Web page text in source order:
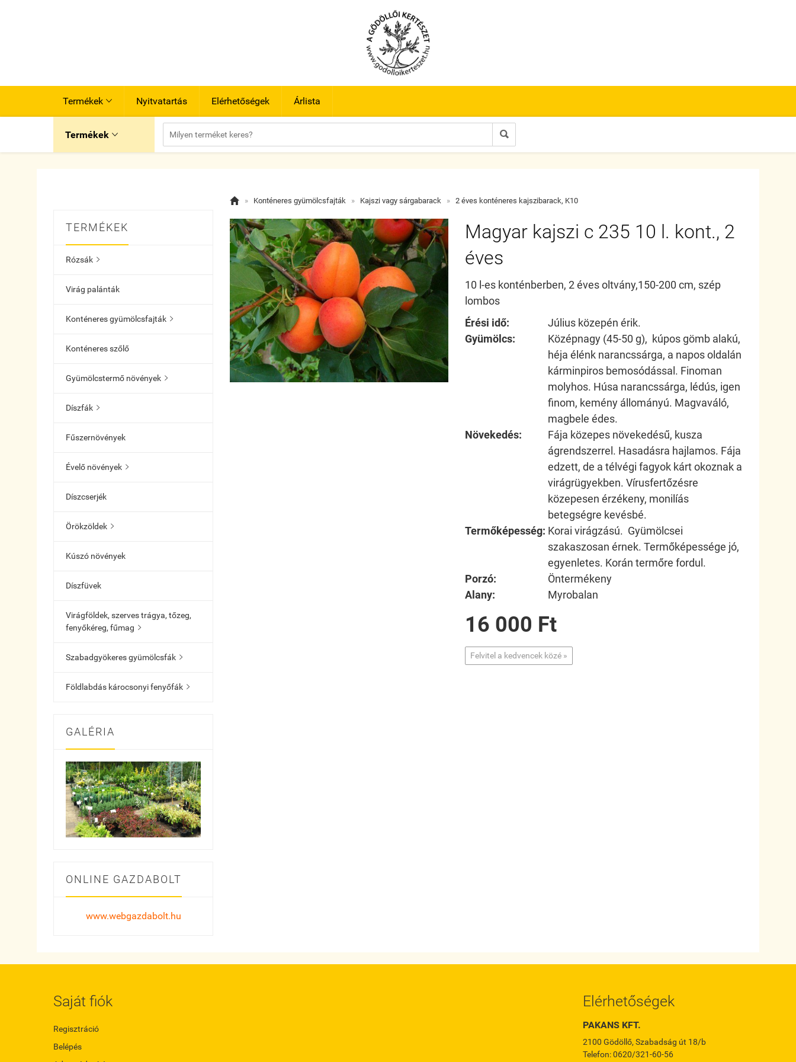
Termékek  Nyitvatartás Elérhetőségek Árlista
Termékek  
TERMÉKEK
Rózsák 
Virág palánták
Konténeres gyümölcsfajták 
Konténeres szőlő
Gyümölcstermő növények 
Díszfák 
Fűszernövények
Évelő növények 
Díszcserjék
Örökzöldek 
Kúszó növények
Díszfüvek
Virágföldek, szerves trágya, tőzeg,
fenyőkéreg, fűmag 
Szabadgyökeres gyümölcsfák 
Földlabdás károcsonyi fenyőfák 
GALÉRIA
ONLINE GAZDABOLT
www.webgazdabolt.hu
 » Konténeres gyümölcsfajták » Kajszi vagy sárgabarack » 2 éves konténeres kajszibarack, K10
Magyar kajszi c 235 10 l. kont., 2
éves
10 l-es konténberben, 2 éves oltvány,150-200 cm, szép
lombos
Érési idő:
Július közepén érik.
Gyümölcs:
Középnagy (45-50 g), kúpos gömb alakú,
héja élénk narancssárga, a napos oldalán
kárminpiros bemosódással. Finoman
molyhos. Húsa narancssárga, lédús, igen
finom, kemény állományú. Magvaváló,
magbele édes.
Növekedés:
Fája közepes növekedésű, kusza
ágrendszerrel. Hasadásra hajlamos. Fája
edzett, de a télvégi fagyok kárt okoznak a
virágrügyekben. Vírusfertőzésre
közepesen érzékeny, monilíás
betegségre kevésbé.
Termőképesség: Korai virágzású. Gyümölcsei
szakaszosan érnek. Termőképessége jó,
egyenletes. Korán termőre fordul.
Porzó:
Öntermékeny
Alany:
Myrobalan
16 000 Ft
Felvitel a kedvencek közé »
Saját fiók
Regisztráció
Belépés
Elérhetőségek
PAKANS KFT.
2100 Gödöllő, Szabadság út 18/b
Telefon: 0620/321-60-56